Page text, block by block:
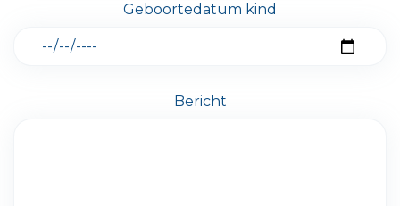
Geboortedatum kind
Bericht